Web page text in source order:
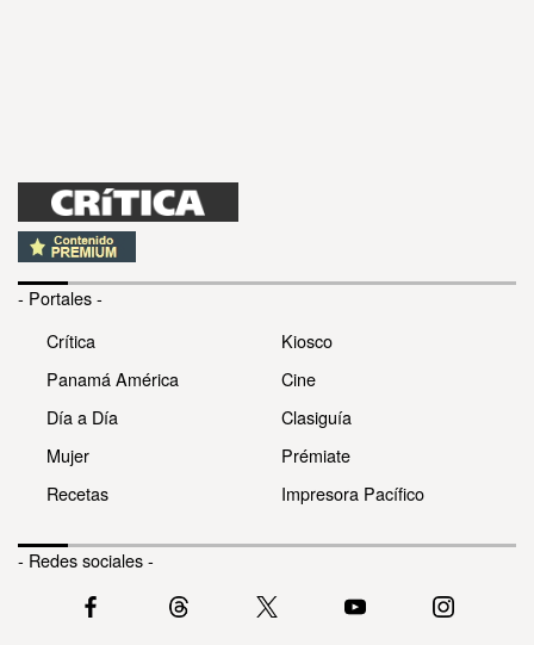
- Portales -
Crítica
Panamá América
Día a Día
Mujer
Recetas
Kiosco
Cine
Clasiguía
Prémiate
Impresora Pacífico
- Redes sociales -